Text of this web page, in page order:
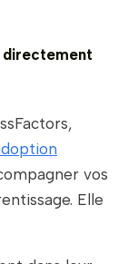
directement
vos
Elle